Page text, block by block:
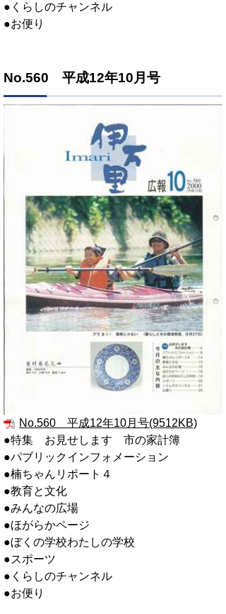
●くらしのチャンネル
●お便り
No.560 平成12年10月号
No.560 平成12年10月号(9512KB)
●特集 お見せします 市の家計簿
●パブリックインフォメーション
●楠ちゃんリポート４
●教育と文化
●みんなの広場
●ほがらかページ
●ぼくの学校わたしの学校
●スポーツ
●くらしのチャンネル
●お便り